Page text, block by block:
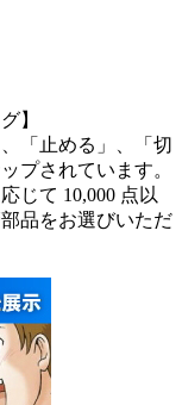
】
「止める」、「切
プされています。
じて 10,000 点以
品をお選びいただ